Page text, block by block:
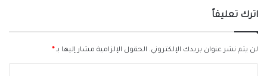
اترك تعليقاً
لن يتم نشر عنوان بريدك الإلكتروني. الحقول الإلزامية مشار إليها بـ*